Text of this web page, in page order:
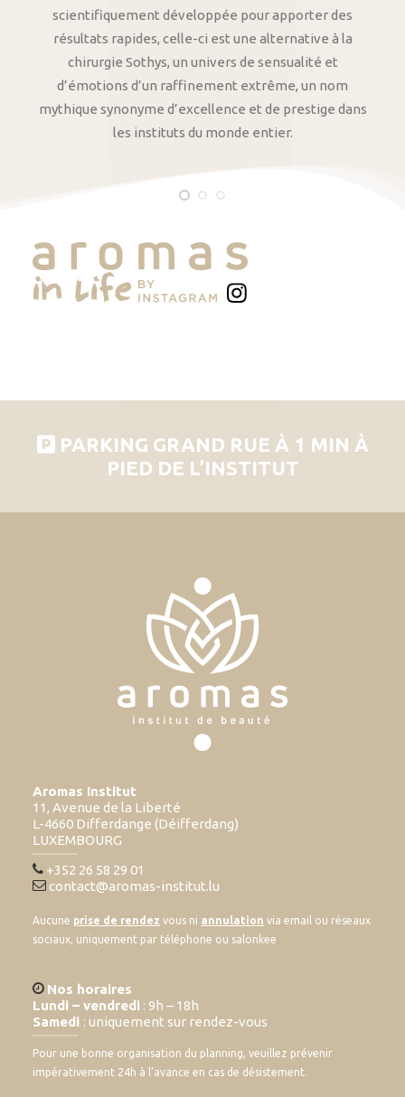
scientifiquement développée pour apporter des
résultats rapides, celle-ci est une alternative à la
chirurgie Sothys, un univers de sensualité et
d’émotions d’un raffinement extrême, un nom
mythique synonyme d’excellence et de prestige dans
les instituts du monde entier.
PARKING GRAND RUE À 1 MIN À
PIED DE L’INSTITUT
Aromas Institut
11, Avenue de la Liberté
L-4660 Differdange (Déifferdang)
LUXEMBOURG
+352 26 58 29 01
contact@aromas-institut.lu
Aucune prise de rendez vous ni annulation via email ou réseaux
sociaux, uniquement par téléphone ou salonkee
Nos horaires
Lundi – vendredi : 9h – 18h
Samedi : uniquement sur rendez-vous
Pour une bonne organisation du planning, veuillez prévenir
impérativement 24h à l’avance en cas de désistement.